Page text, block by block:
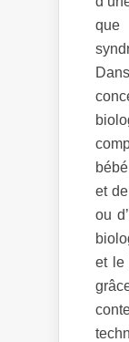
que
et
ou
et le